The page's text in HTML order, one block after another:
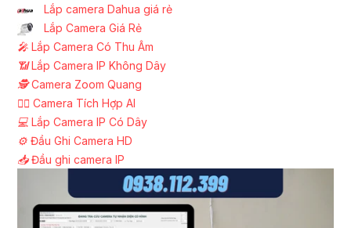
Lắp camera Dahua giá rẻ
Lắp Camera Giá Rẻ
️🎤️ Lắp Camera Có Thu Âm
📶Lắp Camera IP Không Dây
🕵️Camera Zoom Quang
🧛‍♀️ Camera Tích Hợp AI
💻 Lắp Camera IP Có Dây
⚙️ Đầu Ghi Camera HD
📥Đầu ghi camera IP